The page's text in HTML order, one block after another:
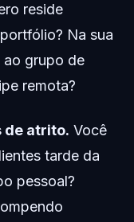
reside
Na sua
ao grupo de
remota?
de atrito. Você
tarde da
pessoal?